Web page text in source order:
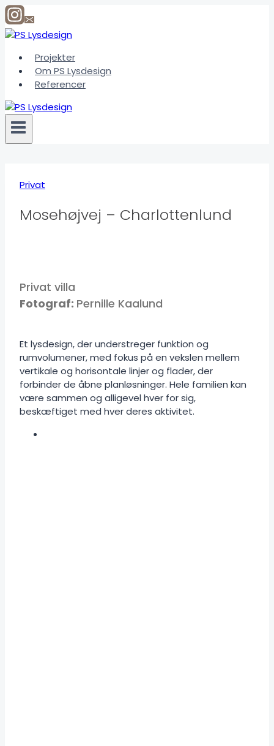
Fortsæt
til
indhold
Projekter
Om PS Lysdesign
Referencer
Privat
Mosehøjvej – Charlottenlund
Privat villa
Fotograf: Pernille Kaalund
Et lysdesign, der understreger funktion og
rumvolumener, med fokus på en vekslen mellem
vertikale og horisontale linjer og flader, der
forbinder de åbne planløsninger. Hele familien kan
være sammen og alligevel hver for sig,
beskæftiget med hver deres aktivitet.